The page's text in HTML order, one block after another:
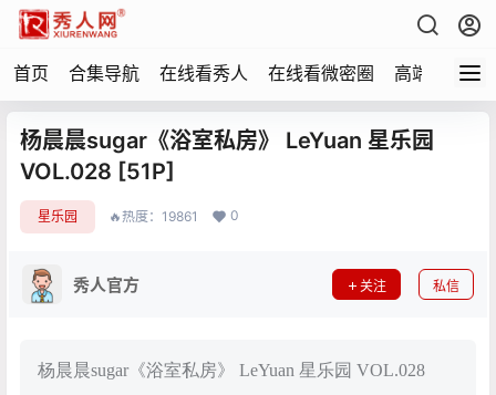
首页 合集导航 在线看秀人 在线看微密圈 高端写真
杨晨晨sugar《浴室私房》 LeYuan 星乐园
VOL.028 [51P]
星乐园 🔥热度：19861 0
秀人官方 关注 私信
杨晨晨sugar《浴室私房》 LeYuan 星乐园 VOL.028